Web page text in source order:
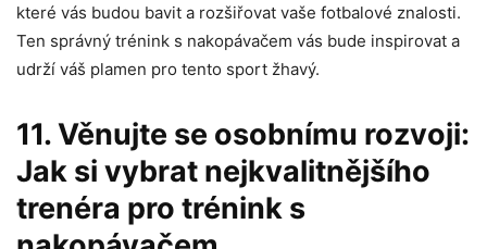
které vás budou bavit a rozšiřovat vaše fotbalové znalosti.
Ten správný trénink s nakopávačem vás bude inspirovat a
udrží váš plamen pro tento sport žhavý.
11. Věnujte se osobnímu rozvoji:
Jak si vybrat nejkvalitnějšího
trenéra pro trénink s